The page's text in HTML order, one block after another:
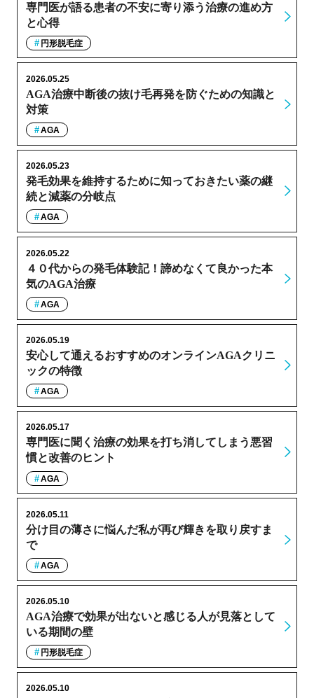
専門医が語る患者の不安に寄り添う治療の進め方
と心得
円形脱毛症
AGA治療中断後の抜け毛再発を防ぐための知識と
対策
2026.05.25
AGA
発毛効果を維持するために知っておきたい薬の継
続と減薬の分岐点
2026.05.23
AGA
４０代からの発毛体験記！諦めなくて良かった本
気のAGA治療
2026.05.22
AGA
安心して通えるおすすめのオンラインAGAクリニ
ックの特徴
2026.05.19
AGA
専門医に聞く治療の効果を打ち消してしまう悪習
慣と改善のヒント
2026.05.17
AGA
分け目の薄さに悩んだ私が再び輝きを取り戻すま
で
2026.05.11
AGA
AGA治療で効果が出ないと感じる人が見落として
いる期間の壁
2026.05.10
円形脱毛症
2026.05.10